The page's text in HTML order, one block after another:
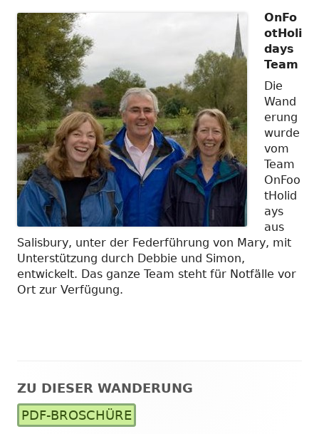
OnFo
otHoli
days
Team
Die
Wand
erung
wurde
vom
Team
OnFoo
tHolid
ays
aus
Salisbury, unter der Federführung von Mary, mit
Unterstützung durch Debbie und Simon,
entwickelt. Das ganze Team steht für Notfälle vor
Ort zur Verfügung.
Haupt-
Seitenleiste
ZU DIESER WANDERUNG
PDF-BROSCHÜRE